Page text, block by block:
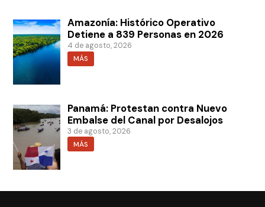
Amazonía: Histórico Operativo
Detiene a 839 Personas en 2026
4 de agosto, 2026
MÁS
Panamá: Protestan contra Nuevo
Embalse del Canal por Desalojos
3 de agosto, 2026
MÁS